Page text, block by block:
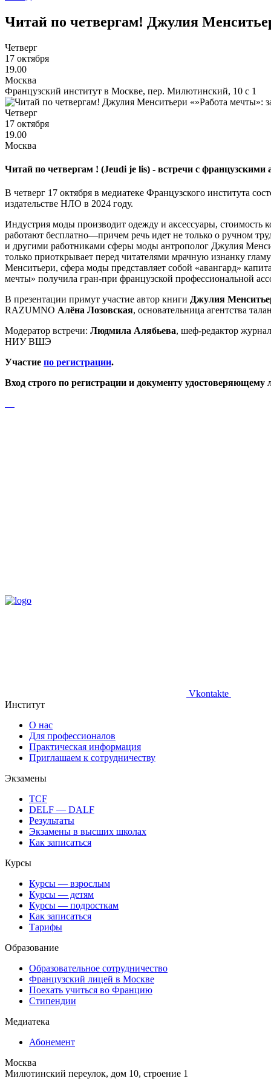
Читай по четвергам! Джулия
Четверг
17 октября
19.00
Москва
Французский институт в Москве, пер. Милютинский, 10 с 1
Четверг
17 октября
19.00
Москва
Читай по четвергам ! (Jeudi je lis) - встречи с
В четверг 17 октября в медиатеке Французского института
издательстве НЛО в 2024 году.
Индустрия моды производит одежду и аксессуары, стоимость
работают бесплатно—причем речь идет не только о ручном
и другими работниками сферы моды антрополог Джулия
только приоткрывает перед читателями мрачную изнанку
Менситьери, сфера моды представляет собой «авангард»
мечты» получила гран-при французской профессиональной
В презентации примут участие автор книги Джулия
RAZUMNO Алёна Лозовская, основательница агентства
Модератор встречи: Людмила Алябьева, шеф-редактор
НИУ ВШЭ
Участие по регистрации.
Вход строго по регистрации и документу удостоверяющему
Vkontakte
Институт
О нас
Для профессионалов
Практическая информация
Приглашаем к сотрудничеству
Экзамены
TCF
DELF — DALF
Результаты
Экзамены в высших школах
Как записаться
Курсы
Курсы — взрослым
Курсы — детям
Курсы — подросткам
Как записаться
Тарифы
Образование
Образовательное сотрудничество
Французский лицей в Москве
Поехать учиться во Францию
Стипендии
Медиатека
Абонемент
Москва
Милютинский переулок, дом 10, строение 1